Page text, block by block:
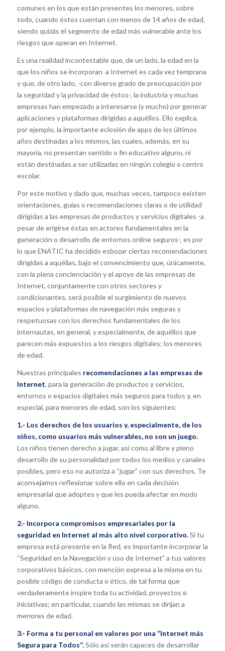
comunes en los que están presentes los menores, sobre
todo, cuando éstos cuentan con menos de 14 años de edad,
siendo quizás el segmento de edad más vulnerable ante los
riesgos que operan en Internet.
Es una realidad incontestable que, de un lado, la edad en la
que los niños se incorporan a Internet es cada vez temprana
y que, de otro lado, -con diverso grado de preocupación por
la seguridad y la privacidad de éstos-, la industria y muchas
empresas han empezado a interesarse (y mucho) por generar
aplicaciones y plataformas dirigidas a aquéllos. Ello explica,
por ejemplo, la importante eclosión de apps de los últimos
años destinadas a los mismos, las cuales, además, en su
mayoría, no presentan sentido o fin educativo alguno, ni
están destinadas a ser utilizadas en ningún colegio o centro
escolar.
Por este motivo y dado que, muchas veces, tampoco existen
orientaciones, guías o recomendaciones claras o de utilidad
dirigidas a las empresas de productos y servicios digitales -a
pesar de erigirse éstas en actores fundamentales en la
generación o desarrollo de entornos online seguros-, es por
lo que ENATIC ha decidido esbozar ciertas recomendaciones
dirigidas a aquéllas, bajo el convencimiento que, únicamente,
con la plena concienciación y el apoyo de las empresas de
Internet, conjuntamente con otros sectores y
condicionantes, será posible el surgimiento de nuevos
espacios y plataformas de navegación más seguras y
respetuosas con los derechos fundamentales de los
internautas, en general, y especialmente, de aquéllos que
parecen más expuestos a los riesgos digitales: los menores
de edad.
Nuestras principales recomendaciones a las empresas de
Internet, para la generación de productos y servicios,
entornos o espacios digitales más seguros para todos y, en
especial, para menores de edad, son los siguientes:
1.- Los derechos de los usuarios y, especialmente, de los
niños, como usuarios más vulnerables, no son un juego.
Los niños tienen derecho a jugar, así como al libre y pleno
desarrollo de su personalidad por todos los medios y canales
posibles, pero eso no autoriza a “jugar” con sus derechos. Te
aconsejamos reflexionar sobre ello en cada decisión
empresarial que adoptes y que les pueda afectar en modo
alguno.
2.- Incorpora compromisos empresariales por la
seguridad en Internet al más alto nivel corporativo.Si tu
empresa está presente en la Red, es importante incorporar la
“Seguridad en la Navegación y uso de Internet” a tus valores
corporativos básicos, con mención expresa a la misma en tu
posible código de conducta o ético, de tal forma que
verdaderamente inspire toda tu actividad, proyectos e
iniciativas; en particular, cuando las mismas se dirijan a
menores de edad.
3.- Forma a tu personal en valores por una “Internet más
Segura para Todos”.Sólo así serán capaces de desarrollar